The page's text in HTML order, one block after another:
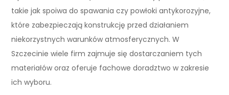
takie jak spoiwa do spawania czy powłoki antykorozyjne,
które zabezpieczają konstrukcję przed działaniem
niekorzystnych warunków atmosferycznych. W
Szczecinie wiele firm zajmuje się dostarczaniem tych
materiałów oraz oferuje fachowe doradztwo w zakresie
ich wyboru.